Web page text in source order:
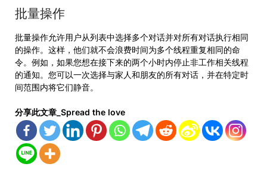
批量操作
批量操作允许用户从列表中选择多个对话并对所有对话执行相同
的操作。这样，他们就不会浪费时间为多个线程重复相同的命
令。例如，如果您想在接下来的两个小时内停止非工作相关线程
的通知。您可以一次选择与家人和朋友的所有对话，并在特定时
间范围内将它们静音。
分享此文章_Spread the love